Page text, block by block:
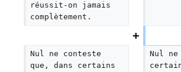
réussit-on jamais
complètement.
Nul ne conteste
que, dans certains
Nul